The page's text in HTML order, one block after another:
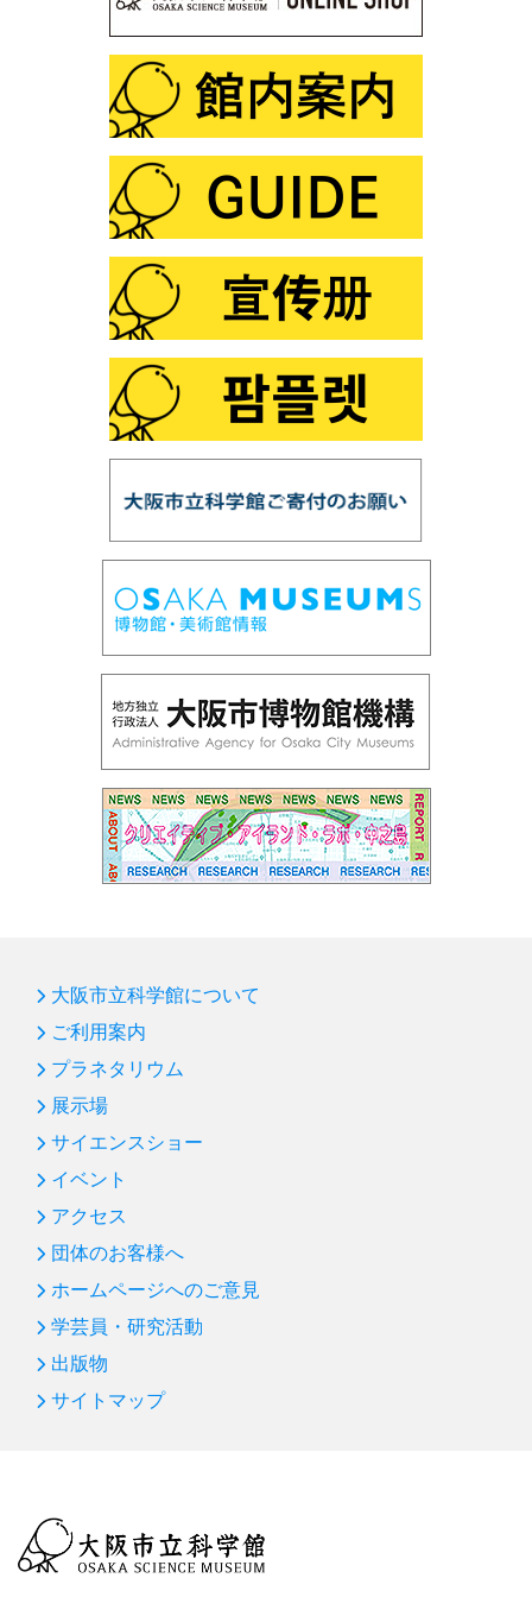
大阪市立科学館について
ご利用案内
プラネタリウム
展示場
サイエンスショー
イベント
アクセス
団体のお客様へ
ホームページへのご意見
学芸員・研究活動
出版物
サイトマップ